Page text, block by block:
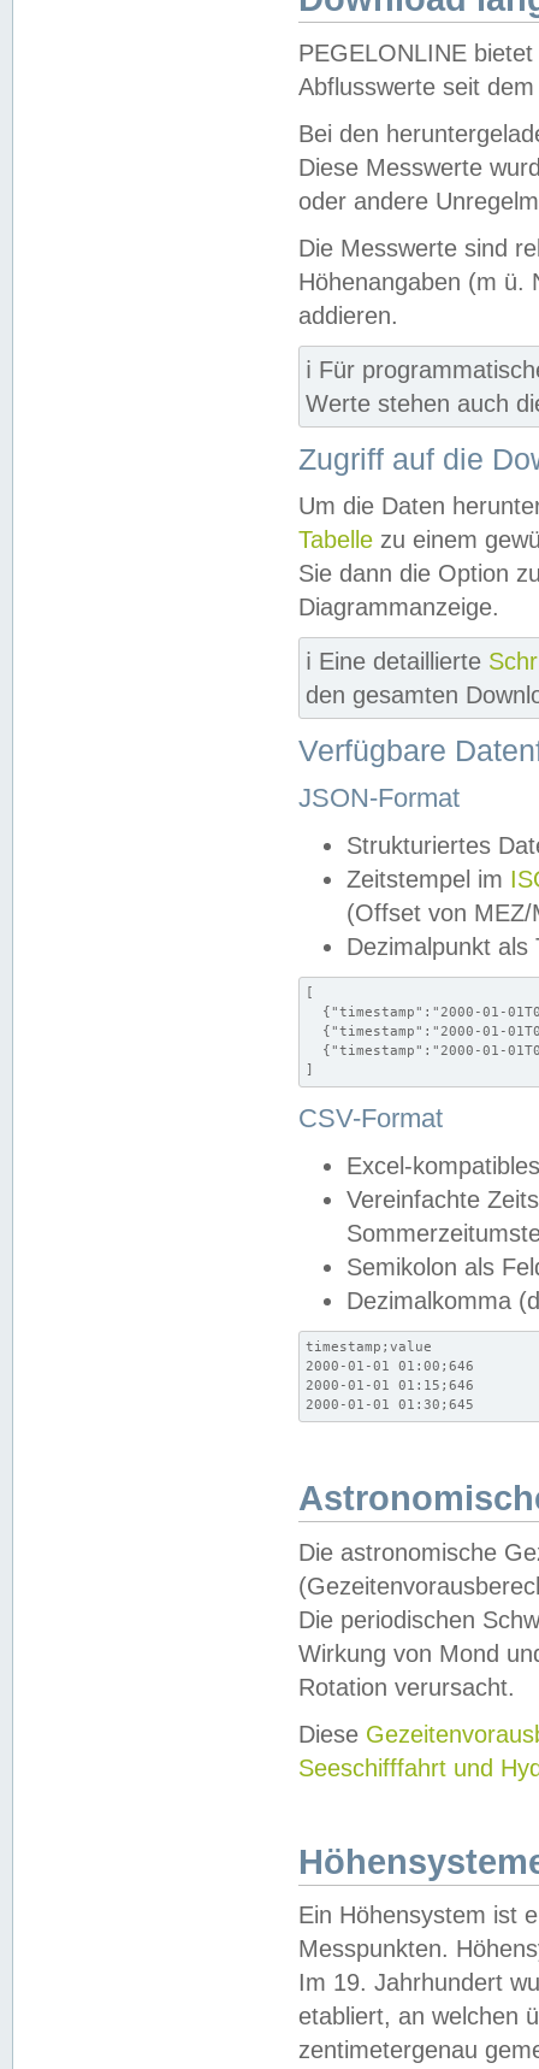
PEGELONLINE
Abflusswerte seit
Bei den
Diese Messwerte
oder andere
Die Messwerte sind
Höhenangaben (m ü.
addieren.
ℹ️ Für
Werte stehen auch
Zugriff auf die
Um die Daten
Tabelle zu einem
Sie dann die Option
Diagrammanzeige.
ℹ️ Eine detaillierte
den gesamten
Verfügbare
JSON-Format
Strukturiertes
Zeitstempel im
(Offset von MEZ/
Dezimalpunkt als
[
{"timestamp":"2000-01-
{"timestamp":"2000-01-
{"timestamp":"2000-01-
]
CSV-Format
Excel-
Vereinfachte
Semikolon als
Dezimalkomma
timestamp;value
2000-01-01 01:00;646
2000-01-01 01:15;646
2000-01-01 01:30;645
Die astronomische
Die periodischen
Wirkung von Mond
Rotation verursacht.
Diese
Seeschifffahrt und
Ein Höhensystem ist
Messpunkten.
Im 19. Jahrhundert
etabliert, an welchen
zentimetergenau